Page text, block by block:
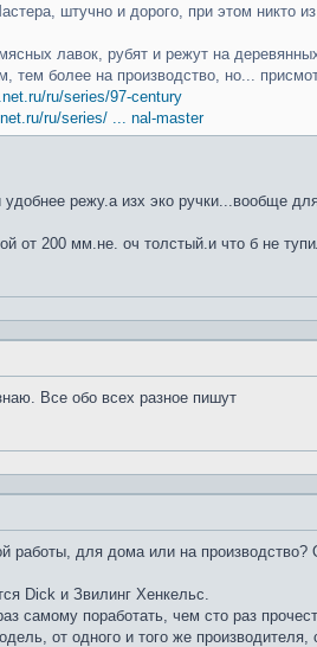
штучно и дорого, при этом никто
лавок, рубят и режут на
тем более на производство, но...
ru/series/97-century
ru/series/ ... nal-master
режу.а изх эко ручки...вообще
от 200 мм.не. оч толстый.и что б не
Все обо всех разное пишут
работы, для дома или на
Dick и Звилинг Хенкельс.
самому поработать, чем сто раз
от одного и того же